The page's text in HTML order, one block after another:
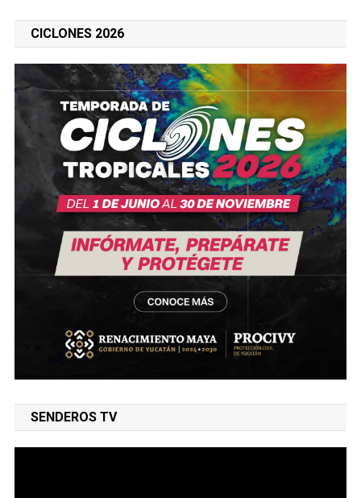
CICLONES 2026
SENDEROS TV